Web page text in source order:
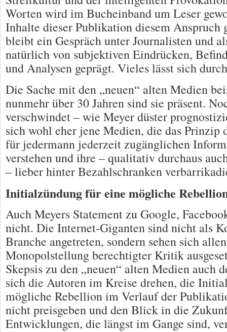
Worten wird im Bucheinband um Leser
Inhalte dieser Publikation diesem Anspruch
bleibt ein Gespräch unter Journalisten und
natürlich von subjektiven Eindrücken,
und Analysen geprägt. Vieles lässt sich
Die Sache mit den „neuen“ alten Medien
nunmehr über 30 Jahren sind sie präsent.
verschwindet – wie Meyer düster
sich wohl eher jene Medien, die das Prinzip
für jedermann jederzeit zugänglichen
verstehen und ihre – qualitativ durchaus
– lieber hinter Bezahlschranken
Initialzündung für eine mögliche
Auch Meyers Statement zu Google,
nicht. Die Internet-Giganten sind nicht als
Branche angetreten, sondern sehen sich
Monopolstellung berechtigter Kritik
Skepsis zu den „neuen“ alten Medien auch
sich die Autoren im Kreise drehen, die
mögliche Rebellion im Verlauf der
nicht preisgeben und den Blick in die
Entwicklungen, die längst im Gange sind,